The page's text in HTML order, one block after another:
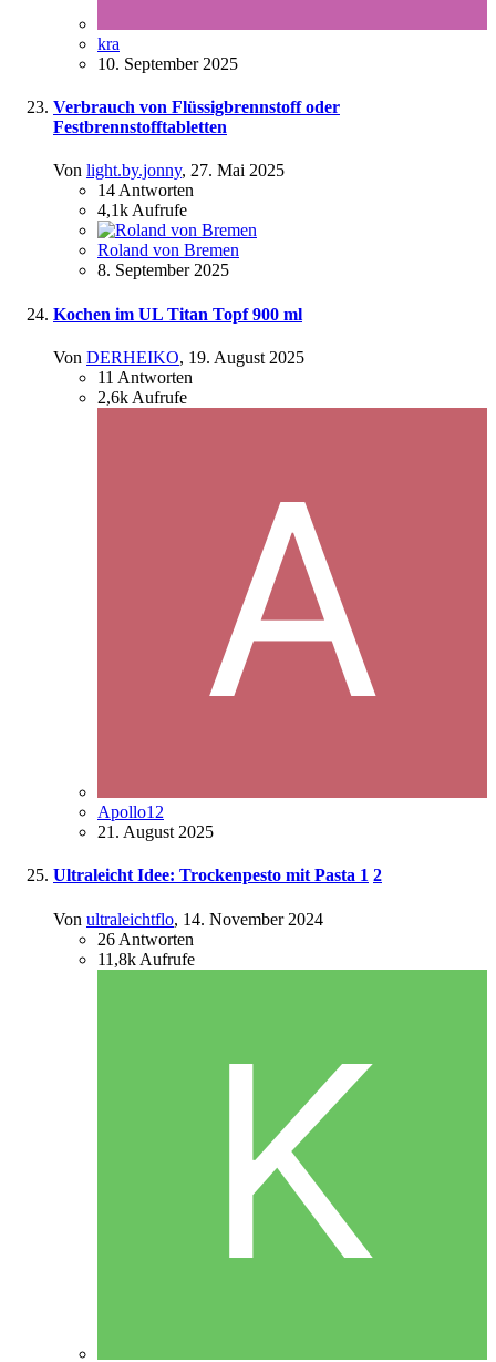
kra
10. September 2025
Verbrauch von Flüssigbrennstoff oder
Festbrennstofftabletten
Von light.by.jonny, 27. Mai 2025
14Antworten
4,1kAufrufe
Roland von Bremen
8. September 2025
Kochen im UL Titan Topf 900 ml
Von DERHEIKO, 19. August 2025
11 Antworten
2,6k Aufrufe
Apollo12
21. August 2025
Ultraleicht Idee: Trockenpesto mit Pasta 1 2
Von ultraleichtflo, 14. November 2024
26 Antworten
11,8k Aufrufe